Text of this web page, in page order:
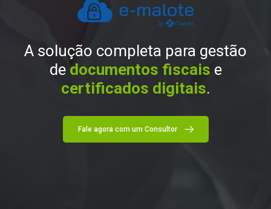
A solução completa para gestão
de documentos fiscais e
certificados digitais.
Fale agora com um Consultor